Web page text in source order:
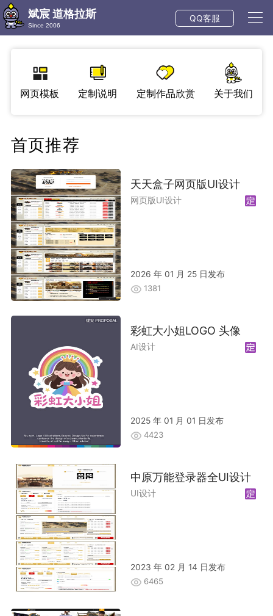
斌宸 道格拉斯
Since 2006
QQ客服
网页模板 定制说明 定制作品欣赏 关于我们
首页推荐
天天盒子网页版UI设计
网页版UI设计
2026 年 01 月 25 日发布
1381
彩虹大小姐LOGO 头像
AI设计
2025 年 01 月 01 日发布
4423
中原万能登录器全UI设计
UI设计
2023 年 02 月 14 日发布
6465